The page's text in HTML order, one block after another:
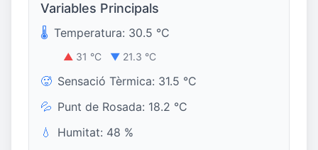
Variables Principals
🌡️ Temperatura: 30.5 °C
▲ 31 °C ▼ 21.3 °C
🥵 Sensació Tèrmica: 31.5 °C
💦 Punt de Rosada: 18.2 °C
💧
Humitat: 48 %